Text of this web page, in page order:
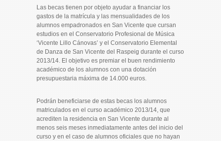
Las becas tienen por objeto ayudar a financiar los
gastos de la matrícula y las mensualidades de los
alumnos empadronados en San Vicente que cursan
estudios en el Conservatorio Profesional de Música
‘Vicente Lillo Cánovas’ y el Conservatorio Elemental
de Danza de San Vicente del Raspeig durante el curso
2013/14. El objetivo es premiar el buen rendimiento
académico de los alumnos con una dotación
presupuestaria máxima de 14.000 euros.
Podrán beneficiarse de estas becas los alumnos
matriculados en el curso académico 2013/14, que
acrediten la residencia en San Vicente durante al
menos seis meses inmediatamente antes del inicio del
curso y en el caso de alumnos oficiales que no hayan